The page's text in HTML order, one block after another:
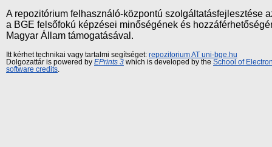
A repozitórium felhasználó-központú szolgáltatásfejlesztése
a BGE felsőfokú képzései minőségének és
Magyar Állam támogatásával.
Itt kérhet technikai vagy tartalmi segítséget: repozitorium AT uni-bge.hu
Dolgozattár is powered by EPrints 3 which is developed by the School of
software credits